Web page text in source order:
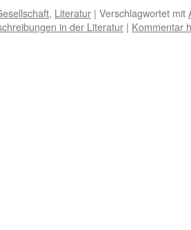
, Literatur | Verschlagwortet mit
in der Literatur | Kommentar